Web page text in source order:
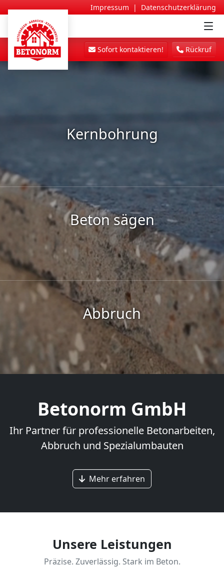
Impressum | Datenschutzerklärung
Sofort kontaktieren! Rückruf
Kernbohrung
Beton sägen
Abbruch
Betonorm GmbH
Ihr Partner für professionelle Betonarbeiten,
Abbruch und Spezialumbauten
Mehr erfahren
Unsere Leistungen
Präzise. Zuverlässig. Stark im Beton.